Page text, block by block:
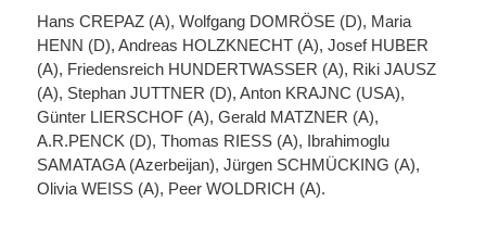
Hans CREPAZ (A), Wolfgang DOMRÖSE (D), Maria
HENN (D), Andreas HOLZKNECHT (A), Josef HUBER
(A), Friedensreich HUNDERTWASSER (A), Riki JAUSZ
(A), Stephan JUTTNER (D), Anton KRAJNC (USA),
Günter LIERSCHOF (A), Gerald MATZNER (A),
A.R.PENCK (D), Thomas RIESS (A), Ibrahimoglu
SAMATAGA (Azerbeijan), Jürgen SCHMÜCKING (A),
Olivia WEISS (A), Peer WOLDRICH (A).